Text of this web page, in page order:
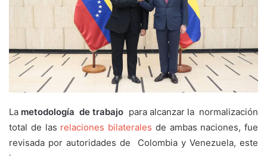
La metodología de trabajo para alcanzar la normalización
total de las relaciones bilaterales de ambas naciones, fue
revisada por autoridades de Colombia y Venezuela, este